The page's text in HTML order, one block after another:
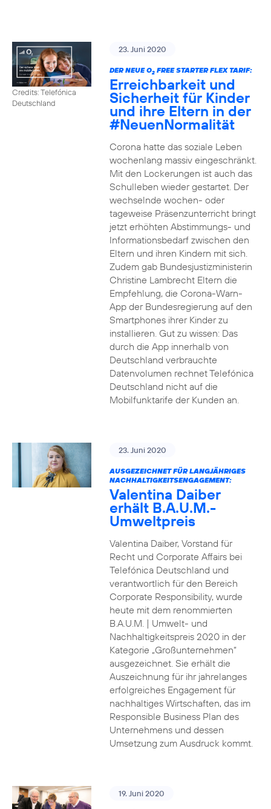
Credits: Telefónica
Deutschland
23. Juni 2020
DER NEUE O2FREE STARTER FLEX TARIF:
Erreichbarkeit und
Sicherheit für Kinder
und ihre Eltern in der
#NeuenNormalität
Corona hatte das soziale Leben
wochenlang massiv eingeschränkt.
Mit den Lockerungen ist auch das
Schulleben wieder gestartet. Der
wechselnde wochen- oder
tageweise Präsenzunterricht bringt
jetzt erhöhten Abstimmungs- und
Informationsbedarf zwischen den
Eltern und ihren Kindern mit sich.
Zudem gab Bundesjustizministerin
Christine Lambrecht Eltern die
Empfehlung, die Corona-Warn-
App der Bundesregierung auf den
Smartphones ihrer Kinder zu
installieren. Gut zu wissen: Das
durch die App innerhalb von
Deutschland verbrauchte
Datenvolumen rechnet Telefónica
Deutschland nicht auf die
Mobilfunktarife der Kunden an.
23. Juni 2020
AUSGEZEICHNET FÜR LANGJÄHRIGES
NACHHALTIGKEITSENGAGEMENT:
Valentina Daiber
erhält B.A.U.M.-
Umweltpreis
Valentina Daiber, Vorstand für
Recht und Corporate Affairs bei
Telefónica Deutschland und
verantwortlich für den Bereich
Corporate Responsibility, wurde
heute mit dem renommierten
B.A.U.M. | Umwelt- und
Nachhaltigkeitspreis 2020 in der
Kategorie „Großunternehmen“
ausgezeichnet. Sie erhält die
Auszeichnung für ihr jahrelanges
erfolgreiches Engagement für
nachhaltiges Wirtschaften, das im
Responsible Business Plan des
Unternehmens und dessen
Umsetzung zum Ausdruck kommt.
19. Juni 2020